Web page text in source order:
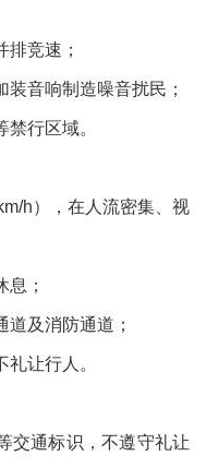
竞速；
音响制造噪音扰民；
行区域。
h），在人流密集、视
；
及消防通道；
让行人。
交通标识，不遵守礼让